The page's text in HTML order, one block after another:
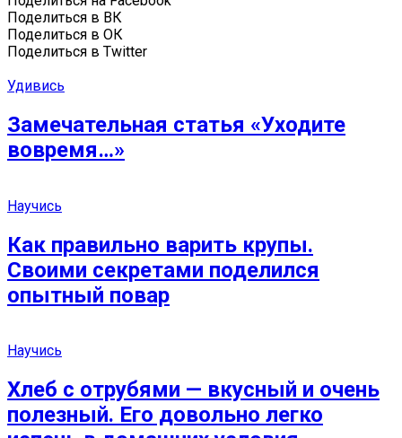
Поделиться в ВК
Поделиться в ОК
Поделиться в Twitter
Удивись
Замечательная статья «Уходите
вовремя…»
Научись
Как правильно варить крупы.
Своими секретами поделился
опытный повар
Научись
Хлеб с отрубями — вкусный и очень
полезный. Его довольно легко